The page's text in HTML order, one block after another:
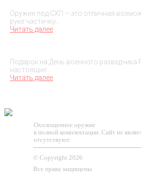
Оружие под СХП – это отличная
руке частичку…
Читать далее
Подарок на День военного разведчика
настоящие…
Читать далее
Охолощенное оружие
в полной комплектации. Сайт не
отсутствуют.
© Copyright 2026
Все права защищены